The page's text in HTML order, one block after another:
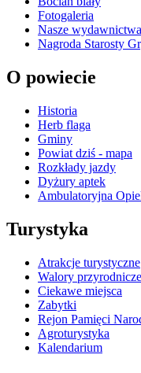
Fotogaleria
Nasze wydawnictwa
Nagroda Starosty
O powiecie
Historia
Herb flaga
Gminy
Powiat dziś - mapa
Rozkłady jazdy
Dyżury aptek
Ambulatoryjna
Turystyka
Atrakcje turystyczne
Walory przyrodnicze
Ciekawe miejsca
Zabytki
Rejon Pamięci
Agroturystyka
Kalendarium